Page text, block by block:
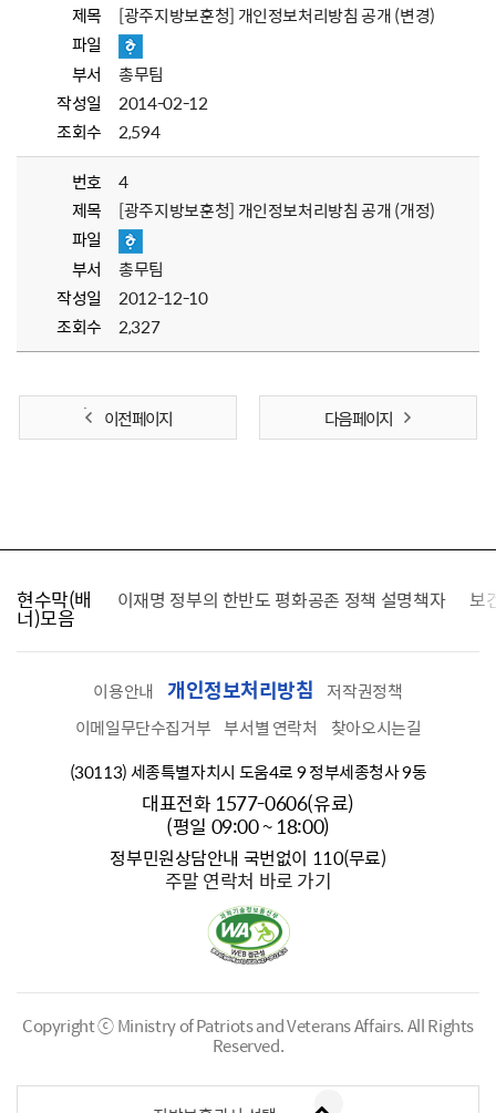
제목
[광주지방보훈청] 개인정보처리방침 공개 (변경)
파일
부서
총무팀
작성일
2014-02-12
조회수
2,594
번호
4
제목
[광주지방보훈청] 개인정보처리방침 공개 (개정)
파일
부서
총무팀
작성일
2012-12-10
조회수
2,327
이전 페이지 다음 페이지
현수막(배
너)모음
찾습니다 이재명 정부의 한반도 평화공존 정책 설명책자 보
이용안내 개인정보처리방침
저작권정책
이메일무단수집거부 부서별 연락처
찾아오시는길
(30113) 세종특별자치시 도움4로 9 정부세종청사 9동
대표전화 1577-0606(유료)
(평일 09:00 ~ 18:00)
정부민원상담안내 국번없이 110(무료)
주말 연락처 바로 가기
Copyright ⓒ Ministry of Patriots and Veterans Affairs.All Rights
Reserved.